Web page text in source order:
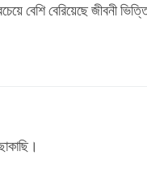
বেশি বেরিয়েছে জীবনী